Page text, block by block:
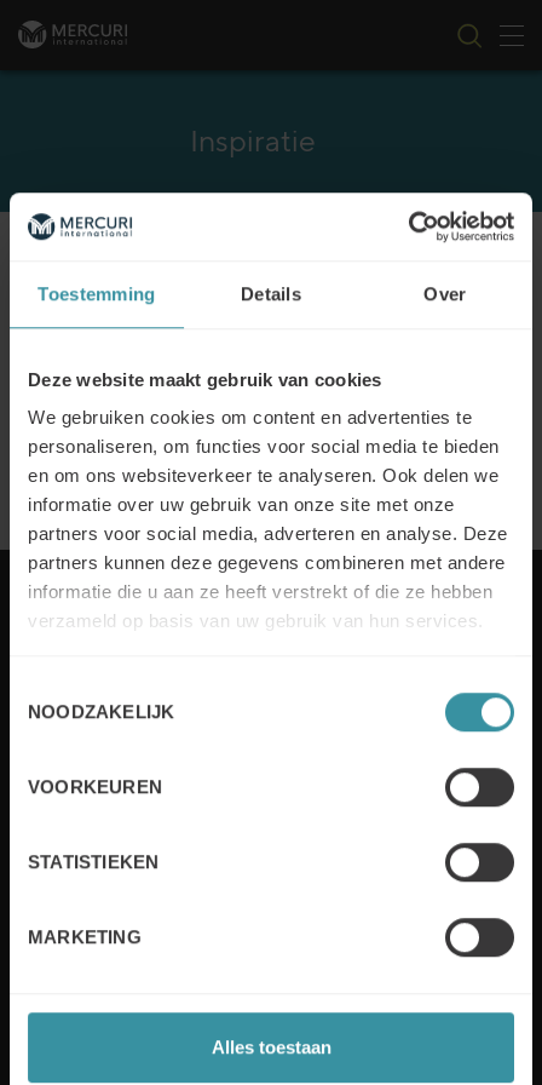
Toestemming Details Over
Deze website maakt gebruik van cookies
We gebruiken cookies om content en advertenties te
personaliseren, om functies voor social media te bieden
en om ons websiteverkeer te analyseren. Ook delen we
informatie over uw gebruik van onze site met onze
partners voor social media, adverteren en analyse. Deze
partners kunnen deze gegevens combineren met andere
informatie die u aan ze heeft verstrekt of die ze hebben
verzameld op basis van uw gebruik van hun services.
NOODZAKELIJK
VOORKEUREN
STATISTIEKEN
MARKETING
Alles toestaan
Ga naar inhoud
Inspiratie
Benelux onderzoek rond de rol van de
verkoper in de buying journey
Lees meer
dan 50 landen in staat om sales excellence te
behalen. Wij bedienen onze klanten zowel lokaal als
industrie-expertise. De verschillende bewezen
verkooptechnieken en -methodieken zullen helpen
Useful links